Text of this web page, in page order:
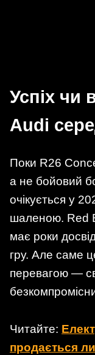
Успіх чи
Audi
Поки R26
а не бойовий
очікується у
шаленою. Red
має роки
гру. Але саме
перевагою —
Читайте:
продається